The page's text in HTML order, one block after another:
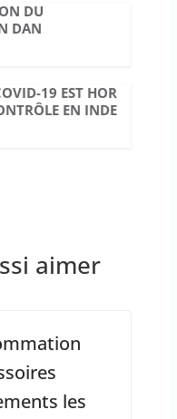
DU
DAN
19 EST HOR
EN INDE
aimer
les